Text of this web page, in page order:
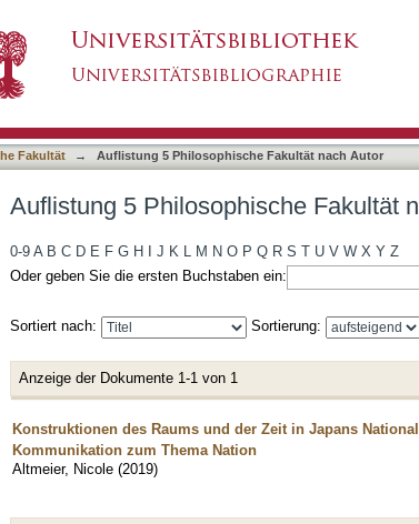
Fakultät → Auflistung 5 Philosophische Fakultät nach Autor
Auflistung 5 Philosophische Fakultät
0-9 A B C D E F G H J K L M N O P Q R S T U V W X Y Z
Oder geben Sie die ersten Buchstaben ein:
Sortiert nach: Sortierung:
Anzeige der Dokumente 1-1 von 1
Konstruktionen des Raums und der Zeit in Japans
Kommunikation zum Thema Nation
Altmeier, Nicole (2019)